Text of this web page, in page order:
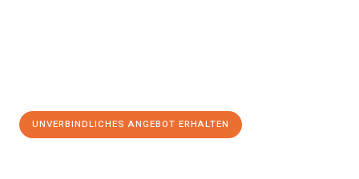
UNVERBINDLICHES ANGEBOT ERHALTEN